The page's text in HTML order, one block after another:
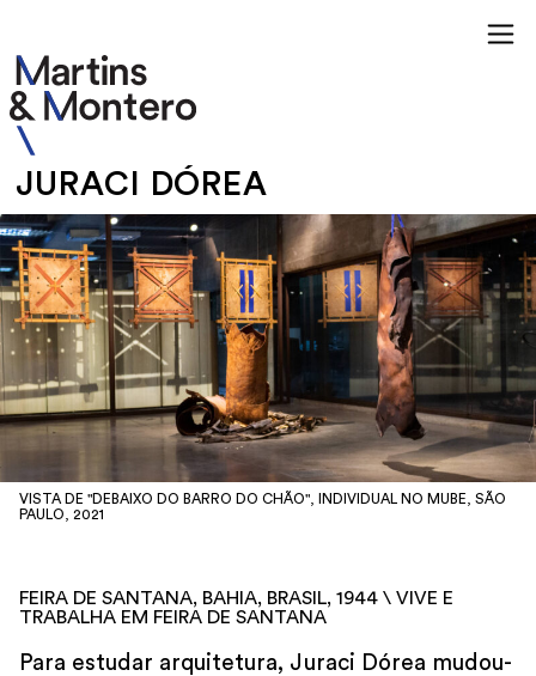
JURACI DÓREA
VISTA DE "DEBAIXO DO BARRO DO CHÃO", INDIVIDUAL NO MUBE, SÃO
PAULO, 2021
FEIRA DE SANTANA, BAHIA, BRASIL, 1944 \ VIVE E
TRABALHA EM FEIRA DE SANTANA
Para estudar arquitetura, Juraci Dórea mudou-